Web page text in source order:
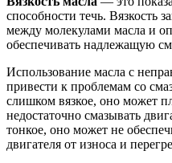
способности течь. Вязкость
между молекулами масла и
обеспечивать надлежащую
Использование масла с
привести к проблемам со
слишком вязкое, оно может
недостаточно смазывать
тонкое, оно может не
двигателя от износа и